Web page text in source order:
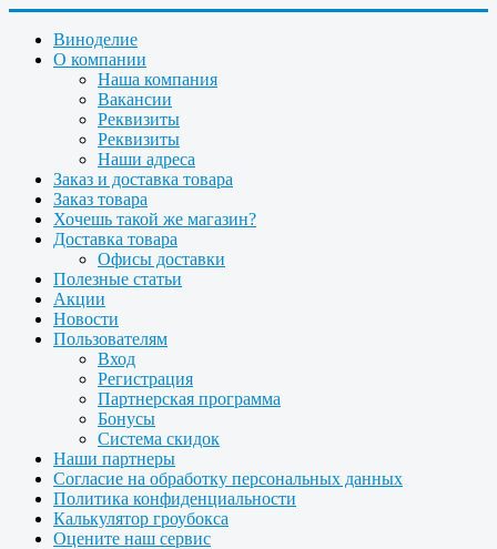
Виноделие
О компании
Наша компания
Вакансии
Реквизиты
Реквизиты
Наши адреса
Заказ и доставка товара
Заказ товара
Хочешь такой же магазин?
Доставка товара
Офисы доставки
Полезные статьи
Акции
Новости
Пользователям
Вход
Регистрация
Партнерская программа
Бонусы
Система скидок
Наши партнеры
Согласие на обработку персональных данных
Политика конфиденциальности
Калькулятор гроубокса
Оцените наш сервис